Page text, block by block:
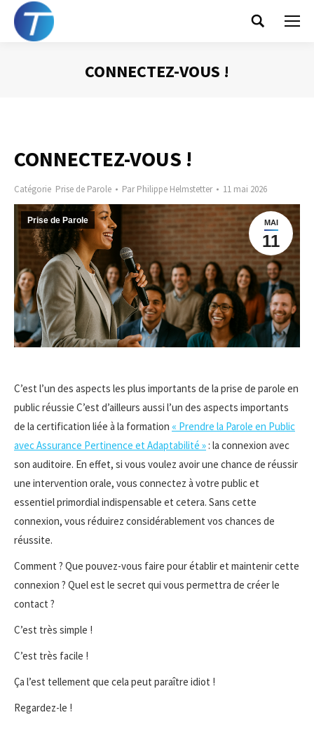
Search:
CONNECTEZ-VOUS !
CONNECTEZ-VOUS !
Catégorie Prise de Parole ParPhilippe Helmstetter 11 mai 2026
MAI
11
Prise de Parole
C’est l’un des aspects les plus importants de la prise de parole en
public réussie C’est d’ailleurs aussi l’un des aspects importants
de la certification liée à la formation « Prendre la Parole en Public
avec Assurance Pertinence et Adaptabilité » : la connexion avec
son auditoire. En effet, si vous voulez avoir une chance de réussir
une intervention orale, vous connectez à votre public et
essentiel primordial indispensable et cetera. Sans cette
connexion, vous réduirez considérablement vos chances de
réussite.
Comment ? Que pouvez-vous faire pour établir et maintenir cette
connexion ? Quel est le secret qui vous permettra de créer le
contact ?
C’est très simple !
C’est très facile !
Ça l’est tellement que cela peut paraître idiot !
Regardez-le !